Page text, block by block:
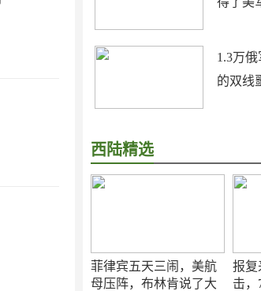
1.3万
的双线
西陆精选
菲律宾五天三闹，美航
母压阵，布林肯说了大
报复
击，